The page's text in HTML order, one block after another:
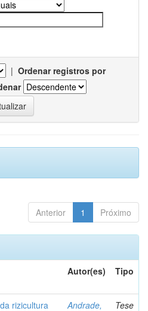
| Ordenar registros por
Anterior 1 Próximo
Autor(es) Tipo
rizicultura
Andrade,
Tese